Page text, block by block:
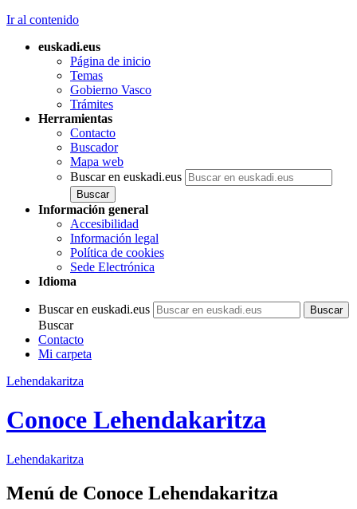
Ir al contenido
euskadi.eus
Página de inicio
Temas
Gobierno Vasco
Trámites
Herramientas
Contacto
Buscador
Mapa web
Buscar en euskadi.eus
Información general
Accesibilidad
Información legal
Política de cookies
Sede Electrónica
Idioma
Buscar en euskadi.eus
Buscar
Contacto
Mi carpeta
Lehendakaritza
Conoce Lehendakaritza
Lehendakaritza
Menú de Conoce Lehendakaritza